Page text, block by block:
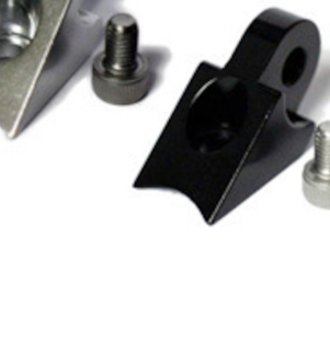
Bullet Lighting CNC Mount
¥770